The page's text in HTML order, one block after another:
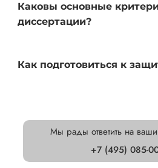
Каковы основные
диссертации?
Как подготовиться к
Мы рады ответить на
+7 (495) 085-